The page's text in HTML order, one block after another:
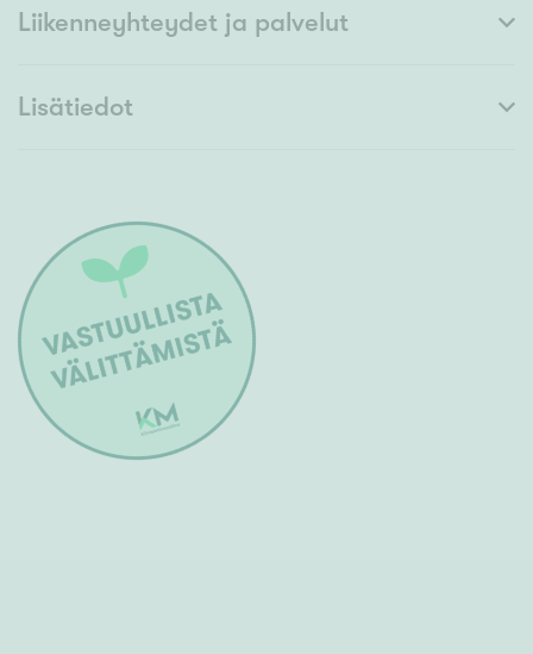
Liikenneyhteydet ja palvelut
Lisätiedot